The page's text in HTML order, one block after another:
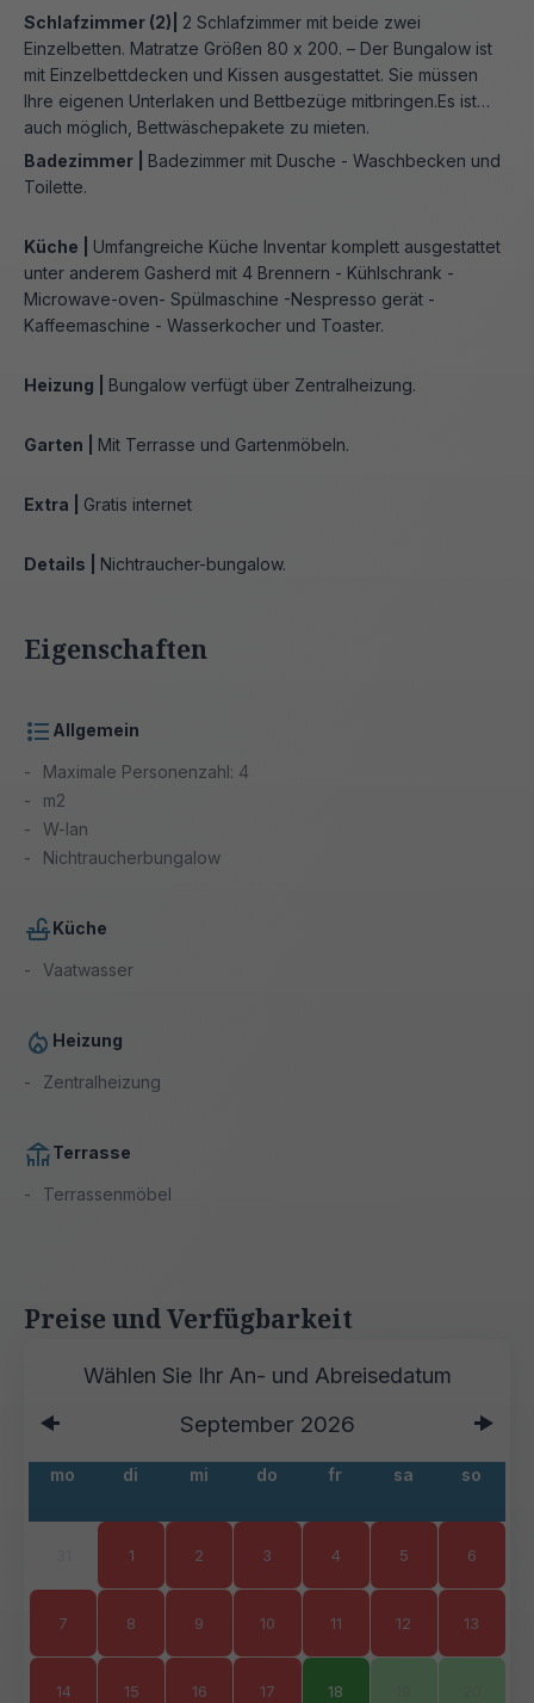
Schlafzimmer (2)| 2 Schlafzimmer mit beide zwei
Einzelbetten. Matratze Größen 80 x 200. – Der Bungalow ist
mit Einzelbettdecken und Kissen ausgestattet. Sie müssen
Ihre eigenen Unterlaken und Bettbezüge mitbringen.Es ist
auch möglich, Bettwäschepakete zu mieten.
Badezimmer | Badezimmer mit Dusche - Waschbecken und
Toilette.
Küche | Umfangreiche Küche Inventar komplett ausgestattet
unter anderem Gasherd mit 4 Brennern - Kühlschrank -
Microwave-oven- Spülmaschine -Nespresso gerät -
Kaffeemaschine - Wasserkocher und Toaster.
Heizung | Bungalow verfügt über Zentralheizung.
Garten | Mit Terrasse und Gartenmöbeln.
Extra | Gratis internet
Details | Nichtraucher-bungalow.
Eigenschaften
Allgemein
Maximale Personenzahl: 4
m2
W-lan
Nichtraucherbungalow
Küche
Vaatwasser
Heizung
Zentralheizung
Terrasse
Terrassenmöbel
Preise und Verfügbarkeit
September 2026
mo di mi do fr sa so
1 2 3 4 5 6
7 8 9 10 11 12 13
14 15 16 17 18